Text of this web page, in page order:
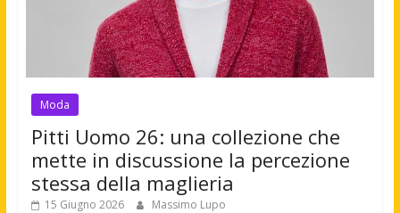
Moda
Pitti Uomo 26: una collezione che
mette in discussione la percezione
stessa della maglieria
15 Giugno 2026 Massimo Lupo